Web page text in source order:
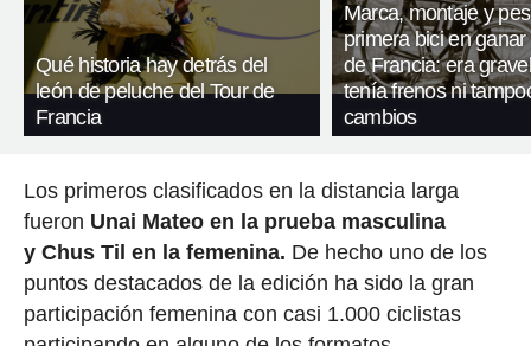
Qué historia hay detrás del
león de peluche del Tour de
Francia
Marca, montaje y
primera bici en ganar
de Francia: era
tenía frenos ni
cambios
Los primeros clasificados en la distancia larga
fueron Unai Mateo en la prueba masculina
y Chus Til en la femenina. De hecho uno de los
puntos destacados de la edición ha sido la gran
participación femenina con casi 1.000 ciclistas